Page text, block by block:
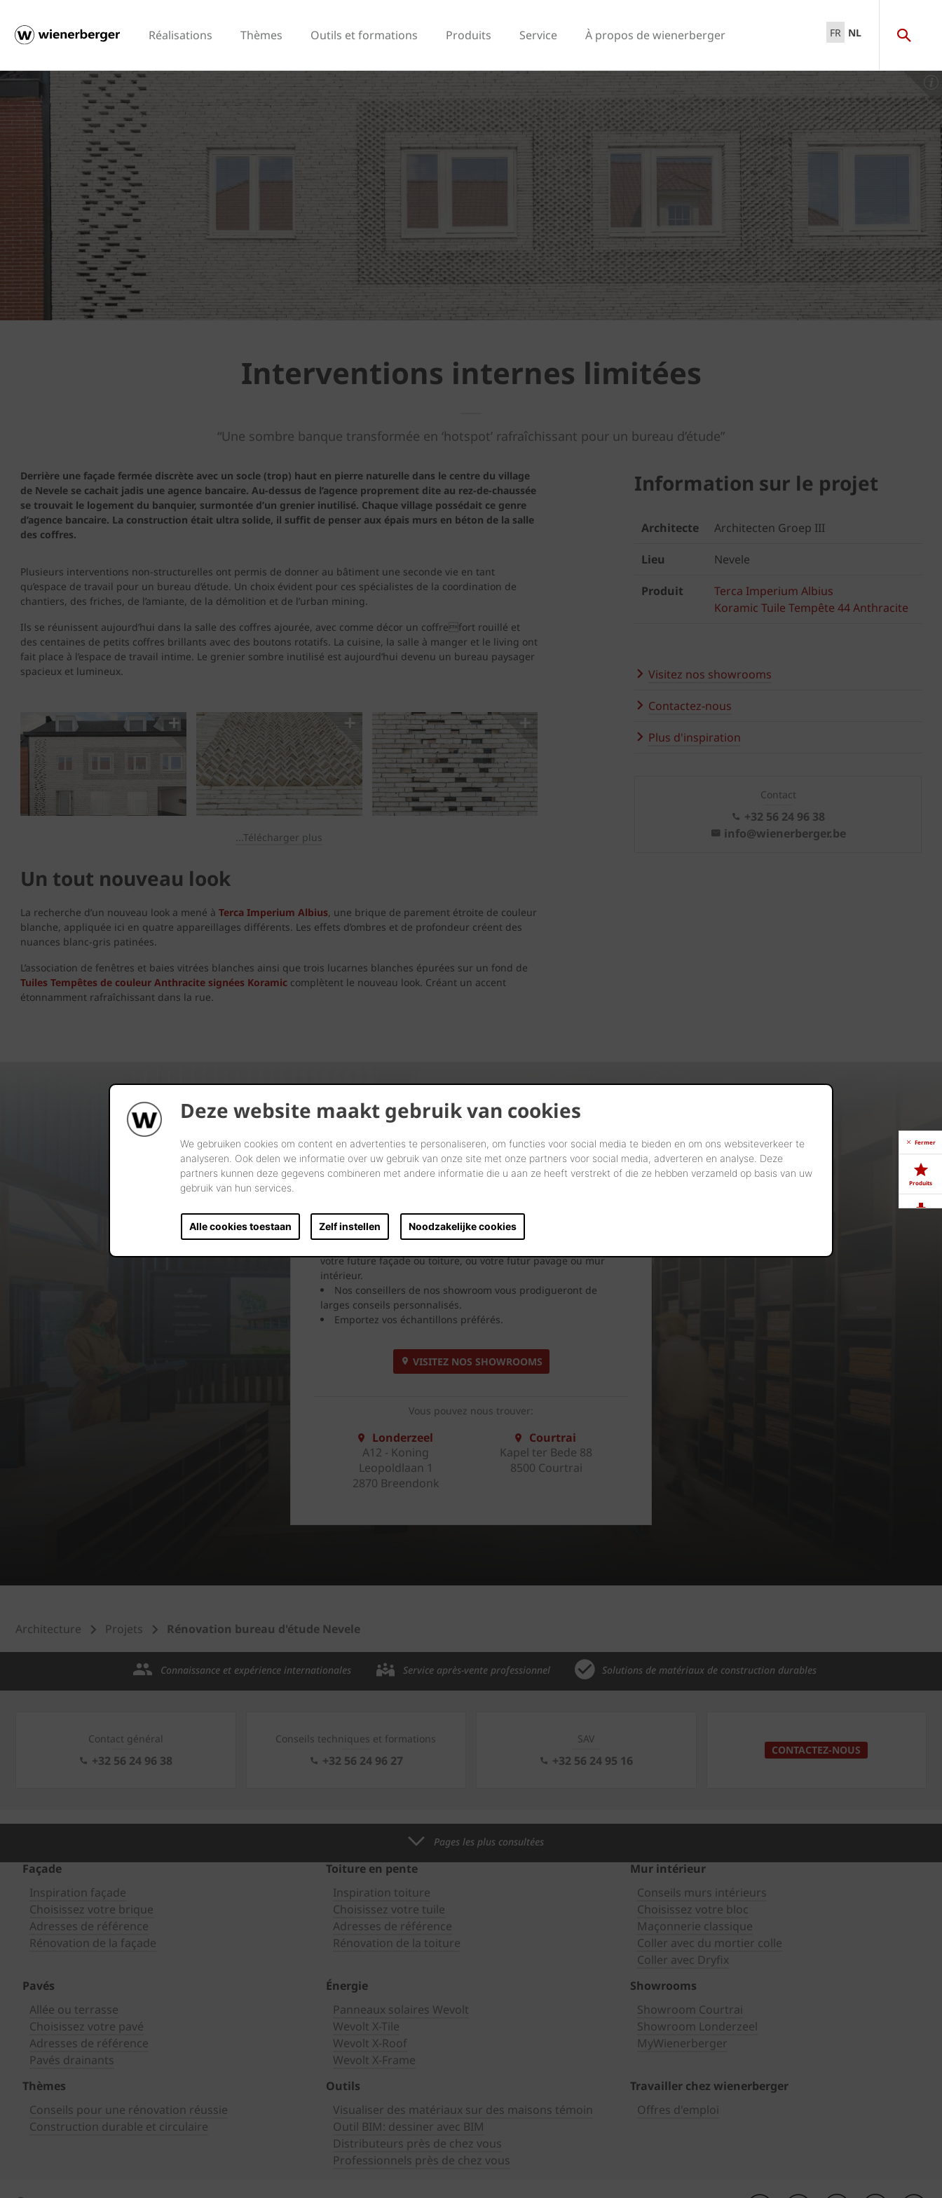
Deze website maakt gebruik van cookies
We gebruiken cookies om content en advertenties te personaliseren, om functies voor social media te bieden en om ons websiteverkeer te
analyseren. Ook delen we informatie over uw gebruik van onze site met onze partners voor social media, adverteren en analyse. Deze
partners kunnen deze gegevens combineren met andere informatie die u aan ze heeft verstrekt of die ze hebben verzameld op basis van uw
gebruik van hun services.
Alle cookies toestaan Zelf instellen Noodzakelijke cookies
Réalisations Thèmes Outils et formations Produits Service À propos de wienerberger FR NL
Interventions internes limitées
“Une sombre banque transformée en ‘hotspot’ rafraîchissant pour un bureau d’étude”
Derrière une façade fermée discrète avec un socle (trop) haut en pierre naturelle dans le centre du village
de Nevele se cachait jadis une agence bancaire. Au-dessus de l’agence proprement dite au rez-de-chaussée
se trouvait le logement du banquier, surmontée d’un grenier inutilisé. Chaque village possédait ce genre
d’agence bancaire. La construction était ultra solide, il suffit de penser aux épais murs en béton de la salle
des coffres.
Plusieurs interventions non-structurelles ont permis de donner au bâtiment une seconde vie en tant
qu’espace de travail pour un bureau d’étude. Un choix évident pour ces spécialistes de la coordination de
chantiers, des friches, de l’amiante, de la démolition et de l’urban mining.
Ils se réunissent aujourd’hui dans la salle des coffres ajourée, avec comme décor un coffrefort rouillé et
des centaines de petits coffres brillants avec des boutons rotatifs. La cuisine, la salle à manger et le living ont
fait place à l’espace de travail intime. Le grenier sombre inutilisé est aujourd’hui devenu un bureau paysager
spacieux et lumineux.
...Télécharger plus
Un tout nouveau look
La recherche d’un nouveau look a mené à Terca Imperium Albius, une brique de parement étroite de couleur
blanche, appliquée ici en quatre appareillages différents. Les effets d’ombres et de profondeur créent des
nuances blanc-gris patinées.
L’association de fenêtres et baies vitrées blanches ainsi que trois lucarnes blanches épurées sur un fond de
Tuiles Tempêtes de couleur Anthracite signées Koramic complètent le nouveau look. Créant un accent
étonnamment rafraîchissant dans la rue.
Information sur le projet
Architecte Architecten Groep III
Lieu Nevele
Produit
Terca Imperium Albius
Koramic Tuile Tempête 44 Anthracite
Visitez nos showrooms
Contactez-nous
Plus d'inspiration
Contact
+32 56 24 96 38
info@wienerberger.be
Admirez. Rêvez. Choisissez.
Passez nous voir et laissez-vous inspirer par nos solutions
votre future façade ou toiture, ou votre futur pavage ou mur
intérieur.
Nos conseillers de nos showroom vous prodigueront de
larges conseils personnalisés.
Emportez vos échantillons préférés.
VISITEZ NOS SHOWROOMS
Vous pouvez nous trouver:
Londerzeel
A12 - Koning
Leopoldlaan 1
2870 Breendonk
Courtrai
Kapel ter Bede 88
8500 Courtrai
Fermer
Produits
Architecture Projets Rénovation bureau d'étude Nevele
Connaissance et expérience internationales Service après-vente professionnel Solutions de matériaux de construction durables
Contact général
+32 56 24 96 38
Conseils techniques et formations
+32 56 24 96 27
SAV
+32 56 24 95 16
CONTACTEZ-NOUS
Pages les plus consultées
Façade
Inspiration façade
Choisissez votre brique
Adresses de référence
Rénovation de la façade
Toiture en pente
Inspiration toiture
Choisissez votre tuile
Adresses de référence
Rénovation de la toiture
Mur intérieur
Conseils murs intérieurs
Choisissez votre bloc
Maçonnerie classique
Coller avec du mortier colle
Coller avec Dryfix
Pavés
Allée ou terrasse
Choisissez votre pavé
Adresses de référence
Pavés drainants
Énergie
Panneaux solaires Wevolt
Wevolt X-Tile
Wevolt X-Roof
Wevolt X-Frame
Showrooms
Showroom Courtrai
Showroom Londerzeel
MyWienerberger
Thèmes
Conseils pour une rénovation réussie
Construction durable et circulaire
Outils
Visualiser des matériaux sur des maisons témoin
Outil BIM: dessiner avec BIM
Distributeurs près de chez vous
Professionnels près de chez vous
Travailler chez wienerberger
Offres d'emploi